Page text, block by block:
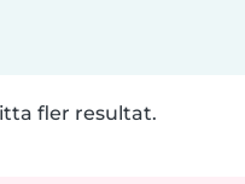
fler resultat.